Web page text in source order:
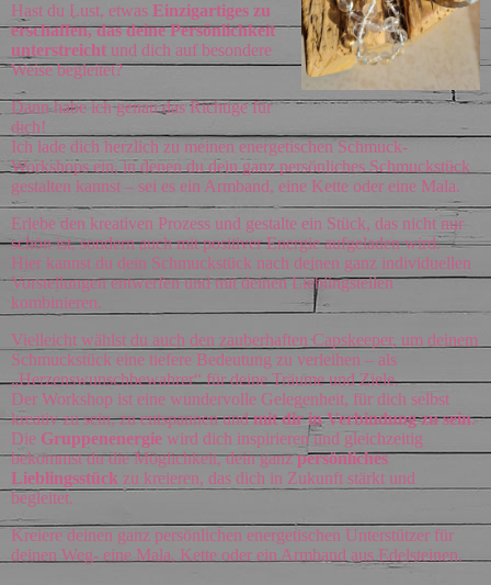
Hast du Lust, etwas Einzigartiges zu
erschaffen, das deine Persönlichkeit
unterstreicht und dich auf besondere
Weise begleitet?
Dann habe ich genau das Richtige für
dich!
Ich lade dich herzlich zu meinen energetischen Schmuck-
Workshops ein, in denen du dein ganz persönliches Schmuckstück
gestalten kannst – sei es ein Armband, eine Kette oder eine Mala.
Erlebe den kreativen Prozess und gestalte ein Stück, das nicht nur
schön ist, sondern auch mit positiver Energie aufgeladen wird.
Hier kannst du dein Schmuckstück nach deinen ganz individuellen
Vorstellungen entwerfen und mit deinen Lieblingsteilen
kombinieren.
Vielleicht wählst du auch den zauberhaften Capskeeper, um deinem
Schmuckstück eine tiefere Bedeutung zu verleihen – als
„Herzenswunschbewahrer“ für deine Träume und Ziele.
Der Workshop ist eine wundervolle Gelegenheit, für dich selbst
kreativ zu sein, zu entspannen undmit dir in Verbindung zu sein.
Die Gruppenenergie wird dich inspirieren und gleichzeitig
bekommst du die Möglichkeit, dein ganzpersönliches
Lieblingsstück zu kreieren, das dich in Zukunft stärkt und
begleitet.
Kreiere deinen ganz persönlichen energetischen Unterstützer für
deinen Weg- eine Mala, Kette oder ein Armband aus Edelsteinen.